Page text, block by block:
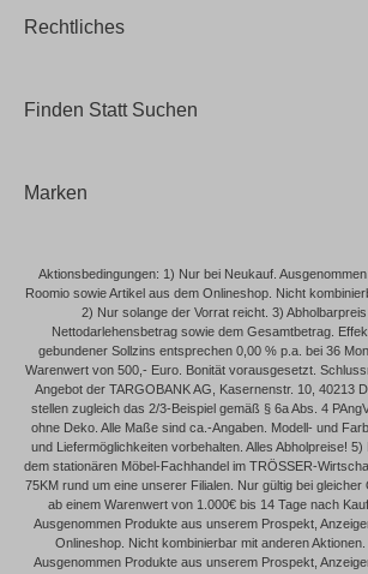
Rechtliches
Finden Statt Suchen
Marken
Aktionsbedingungen: 1) Nur bei Neukauf.
Roomio sowie Artikel aus dem Onlineshop. Nicht
2) Nur solange der Vorrat reicht. 3)
Nettodarlehensbetrag sowie dem Gesamtbetrag.
gebundener Sollzins entsprechen 0,00 % p.a. bei 36
Warenwert von 500,- Euro. Bonität vorausgesetzt.
Angebot der TARGOBANK AG, Kasernenstr. 10, 40213
stellen zugleich das 2/3-Beispiel gemäß § 6a Abs. 4
ohne Deko. Alle Maße sind ca.-Angaben. Modell- und
und Liefermöglichkeiten vorbehalten. Alles Abholpreise!
dem stationären Möbel-Fachhandel im TRÖSSER-
75KM rund um eine unserer Filialen. Nur gültig bei gleicher
ab einem Warenwert von 1.000€ bis 14 Tage nach
Ausgenommen Produkte aus unserem Prospekt,
Onlineshop. Nicht kombinierbar mit anderen
Ausgenommen Produkte aus unserem Prospekt,